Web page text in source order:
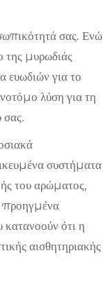
σας. Ενώ
της μυρωδιάς
ευωδιών για το
λύση για τη
σας.
συστήματα
του αρώματος,
προηγμένα
κατανοούν ότι η
αισθητηριακής